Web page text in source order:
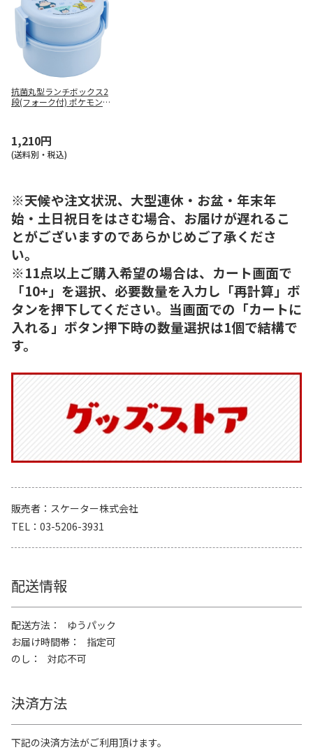
抗菌丸型ランチボックス2
段(フォーク付) ポケモン
1,210円
(送料別・税込)
※天候や注文状況、大型連休・お盆・年末年
始・土日祝日をはさむ場合、お届けが遅れるこ
とがございますのであらかじめご了承くださ
い。
※11点以上ご購入希望の場合は、カート画面で
「10+」を選択、必要数量を入力し「再計算」ボ
タンを押下してください。当画面での「カートに
入れる」ボタン押下時の数量選択は1個で結構で
す。
販売者
スケーター株式会社
TEL
03-5206-3931
配送情報
配送方法
ゆうパック
お届け時間帯
指定可
のし
対応不可
決済方法
下記の決済方法がご利用頂けます。